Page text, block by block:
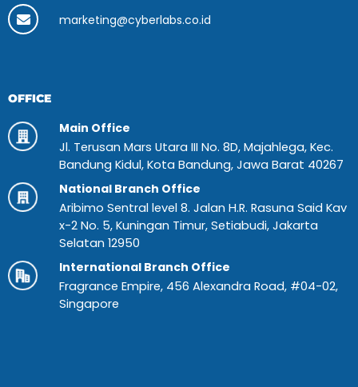
marketing@cyberlabs.co.id
OFFICE
Main Office
Jl. Terusan Mars Utara III No. 8D, Majahlega, Kec.
Bandung Kidul, Kota Bandung, Jawa Barat 40267
National Branch Office
Aribimo Sentral level 8. Jalan H.R. Rasuna Said Kav
x-2 No. 5, Kuningan Timur, Setiabudi, Jakarta
Selatan 12950
International Branch Office
Fragrance Empire, 456 Alexandra Road, #04-02,
Singapore